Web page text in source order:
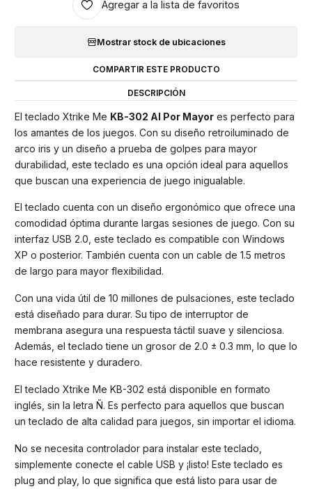
Agregar a la lista de favoritos
Mostrar stock de ubicaciones
COMPARTIR ESTE PRODUCTO
DESCRIPCIÓN
El teclado Xtrike Me KB-302 Al Por Mayor es perfecto para
los amantes de los juegos. Con su diseño retroiluminado de
arco iris y un diseño a prueba de golpes para mayor
durabilidad, este teclado es una opción ideal para aquellos
que buscan una experiencia de juego inigualable.
El teclado cuenta con un diseño ergonómico que ofrece una
comodidad óptima durante largas sesiones de juego. Con su
interfaz USB 2.0, este teclado es compatible con Windows
XP o posterior. También cuenta con un cable de 1.5 metros
de largo para mayor flexibilidad.
Con una vida útil de 10 millones de pulsaciones, este teclado
está diseñado para durar. Su tipo de interruptor de
membrana asegura una respuesta táctil suave y silenciosa.
Además, el teclado tiene un grosor de 2.0 ± 0.3 mm, lo que lo
hace resistente y duradero.
El teclado Xtrike Me KB-302 está disponible en formato
inglés, sin la letra Ñ. Es perfecto para aquellos que buscan
un teclado de alta calidad para juegos, sin importar el idioma.
No se necesita controlador para instalar este teclado,
simplemente conecte el cable USB y ¡listo! Este teclado es
plug and play, lo que significa que está listo para usar de